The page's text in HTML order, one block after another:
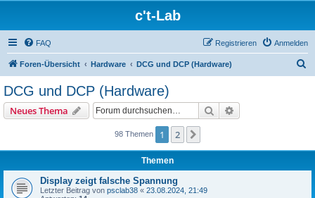
c't-Lab
FAQ Anmelden
Registrieren
Foren-Übersicht Hardware DCG und DCP (Hardware)
DCG und DCP (Hardware)
Neues Thema Suche
98 Themen 1 2
Themen
Display zeigt falsche Spannung
Letzter Beitrag von psclab38 « 23.08.2024, 21:49